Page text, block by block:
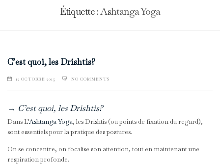
Étiquette :Ashtanga Yoga
C’est quoi, les Drishtis?
12 OCTOBRE 2015 NO COMMENTS
→ C’est quoi, les Drishtis?
Dans L’Ashtanga Yoga, les Drishtis (ou points de fixation du regard),
sont essentiels pour la pratique des postures.
On se concentre, on focalise son attention, tout en maintenant une
respiration profonde.